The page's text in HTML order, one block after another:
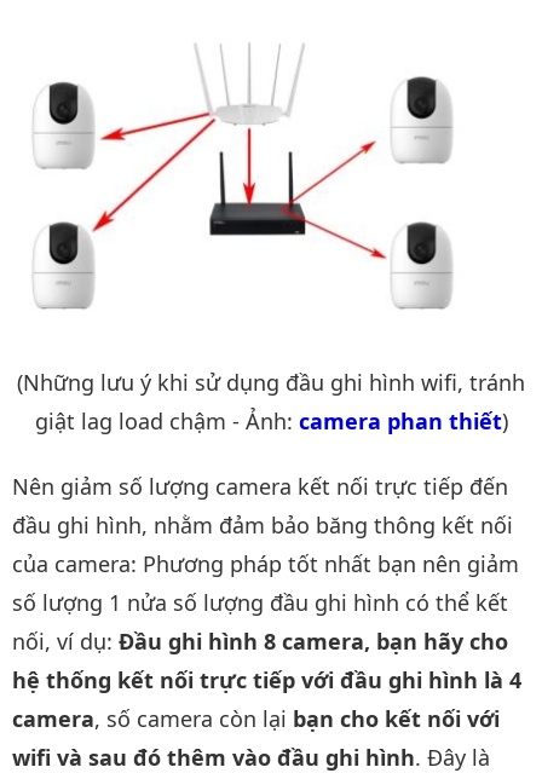
(Những lưu ý khi sử dụng đầu ghi hình wifi, tránh
giật lag load chậm - Ảnh: camera phan thiết)
Nên giảm số lượng camera kết nối trực tiếp đến
đầu ghi hình, nhằm đảm bảo băng thông kết nối
của camera: Phương pháp tốt nhất bạn nên giảm
số lượng 1 nửa số lượng đầu ghi hình có thể kết
nối, ví dụ: Đầu ghi hình 8 camera, bạn hãy cho
hệ thống kết nối trực tiếp với đầu ghi hình là 4
camera, số camera còn lại bạn cho kết nối với
wifi và sau đó thêm vào đầu ghi hình. Đây là